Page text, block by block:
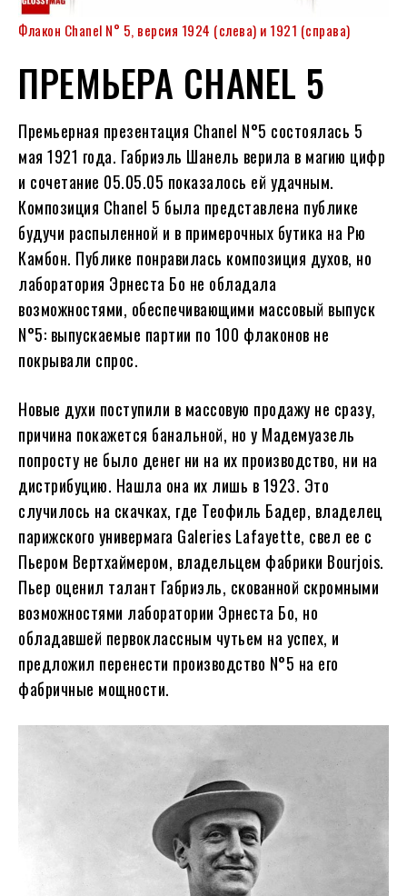
Флакон Chanel N° 5, версия 1924 (слева) и 1921 (справа)
ПРЕМЬЕРА CHANEL 5
Премьерная презентация Chanel N°5 состоялась 5
мая 1921 года. Габриэль Шанель верила в магию цифр
и сочетание 05.05.05 показалось ей удачным.
Композиция Chanel 5 была представлена публике
будучи распыленной и в примерочных бутика на Рю
Камбон. Публике понравилась композиция духов, но
лаборатория Эрнеста Бо не обладала
возможностями, обеспечивающими массовый выпуск
N°5: выпускаемые партии по 100 флаконов не
покрывали спрос.
Новые духи поступили в массовую продажу не сразу,
причина покажется банальной, но у Мадемуазель
попросту не было денег ни на их производство, ни на
дистрибуцию. Нашла она их лишь в 1923. Это
случилось на скачках, где Теофиль Бадер, владелец
парижского универмага Galeries Lafayette, свел ее с
Пьером Вертхаймером, владельцем фабрики Bourjois.
Пьер оценил талант Габриэль, скованной скромными
возможностями лаборатории Эрнеста Бо, но
обладавшей первоклассным чутьем на успех, и
предложил перенести производство N°5 на его
фабричные мощности.